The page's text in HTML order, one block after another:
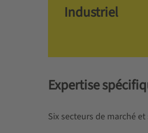
Industriel
Expertise
Six secteurs de marché